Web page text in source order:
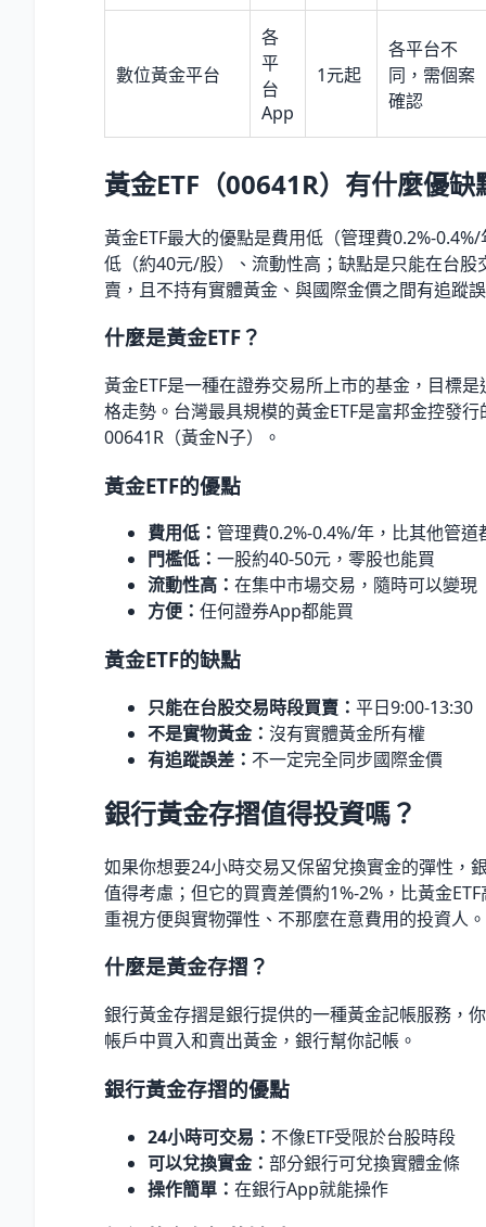
數位黃金平台
各
平
台
App
1元起
各平台不
同，需個案
確認
黃金ETF（00641R）有什麼優缺
黃金ETF最大的優點是費用低（管理費0.2%-
低（約40元/股）、流動性高；缺點是只能在台股
賣，且不持有實體黃金、與國際金價之間有追蹤
什麼是黃金ETF？
黃金ETF是一種在證券交易所上市的基金，目標
格走勢。台灣最具規模的黃金ETF是富邦金控發行
00641R（黃金N子）。
黃金ETF的優點
費用低： 管理費0.2%-0.4%/年，比其他管道
門檻低： 一股約40-50元，零股也能買
流動性高： 在集中市場交易，隨時可以變現
方便： 任何證券App都能買
黃金ETF的缺點
只能在台股交易時段買賣： 平日9:00-13:30
不是實物黃金： 沒有實體黃金所有權
有追蹤誤差： 不一定完全同步國際金價
銀行黃金存摺值得投資嗎？
如果你想要24小時交易又保留兌換實金的彈性，
值得考慮；但它的買賣差價約1%-2%，比黃金
重視方便與實物彈性、不那麼在意費用的投資人。
什麼是黃金存摺？
銀行黃金存摺是銀行提供的一種黃金記帳服務，
帳戶中買入和賣出黃金，銀行幫你記帳。
銀行黃金存摺的優點
24小時可交易： 不像ETF受限於台股時段
可以兌換實金： 部分銀行可兌換實體金條
操作簡單： 在銀行App就能操作